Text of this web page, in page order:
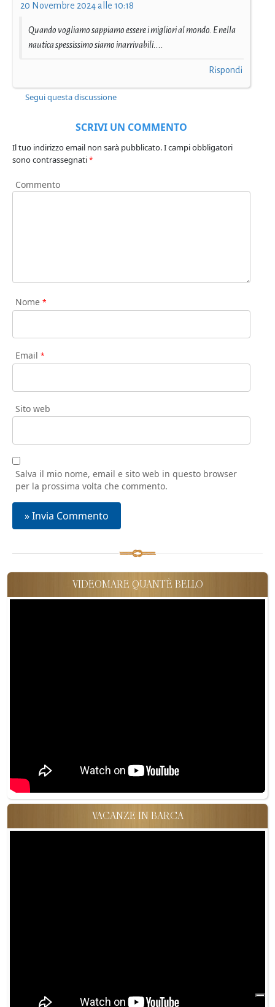
20 Novembre 2024 alle 10:18
Quando vogliamo sappiamo essere i migliori al mondo. E nella
nautica spessissimo siamo inarrivabili....
Rispondi
Segui questa discussione
SCRIVI UN COMMENTO
Il tuo indirizzo email non sarà pubblicato.I campi obbligatori
sono contrassegnati*
Commento
Nome *
Email *
Sito web
Salva il mio nome, email e sito web in questo browser
per la prossima volta che commento.
VIDEOMARE QUANT'È BELLO
VACANZE IN BARCA